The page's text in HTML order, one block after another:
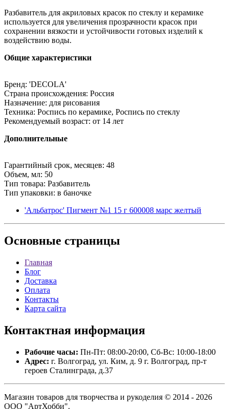
Разбавитель для акриловых красок по стеклу и керамике
используется для увеличения прозрачности красок при
сохранении вязкости и устойчивости готовых изделий к
воздействию воды.
Общие характеристики
Бренд: 'DECOLA'
Страна происхождения: Россия
Назначение: для рисования
Техника: Роспись по керамике, Роспись по стеклу
Рекомендуемый возраст: от 14 лет
Дополнительные
Гарантийный срок, месяцев: 48
Объем, мл: 50
Тип товара: Разбавитель
Тип упаковки: в баночке
'Альбатрос' Пигмент №1 15 г 600008 марс желтый
Основные страницы
Главная
Блог
Доставка
Оплата
Контакты
Карта сайта
Контактная информация
Рабочие часы: Пн-Пт: 08:00-20:00, Сб-Вс: 10:00-18:00
Адрес: г. Волгоград, ул. Ким, д. 9 г. Волгоград, пр-т
героев Сталинграда, д.37
Магазин товаров для творчества и рукоделия © 2014 - 2026
ООО "АртХобби".